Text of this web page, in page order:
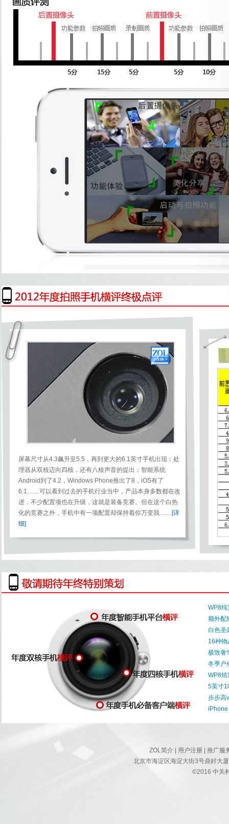
诺基亚920 诺基亚808 索尼 LT29i
屏幕尺寸从4.3飙升至5.5，再到更大的6.1英寸手机出现；处
理器从双核迈向四核，还有八核声音的提出；智能系统
Android到了4.2，Windows Phone推出了8，iOS有了
6.1……可以看到过去的手机行业当中，产品本身多数都在改
进，不少配置项也在升级，这就是装备竞赛。但在这个白热
化的竞赛之外，手机中有一项配置却保持着你万变我……[详
细]
WP8纯
额外配
白色圣
16种
极致奢
冬季户
WP8炫
5英寸
步步高
iPhone
ZOL简介 用户注册
推广服
北京市海淀区海淀大街3号鼎好大
©2016 中关